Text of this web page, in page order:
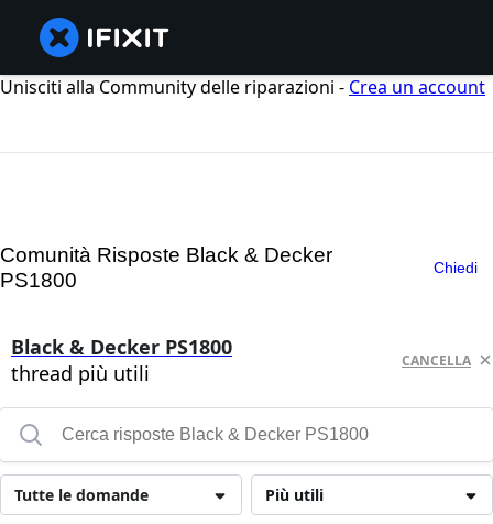
Unisciti alla Community delle riparazioni - Crea un account
Comunità Risposte Black & Decker
PS1800
Chiedi
Black & Decker PS1800
thread più utili
CANCELLA
Più utili
Tutte le domande